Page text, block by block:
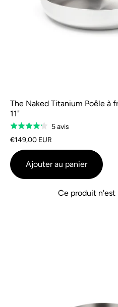
The Naked Titanium Poêle à
11"
Note
:
4,2
sur
5
5 avisSur
base
avis
€149,00 EUR
Ajouter au panier
Ce produit n'est